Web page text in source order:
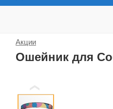
Акции
Ошейник для